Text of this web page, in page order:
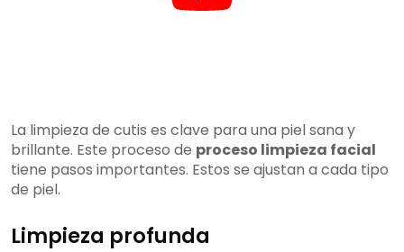
La limpieza de cutis es clave para una piel sana y
brillante. Este proceso de proceso limpieza facial
tiene pasos importantes. Estos se ajustan a cada tipo
de piel.
Limpieza profunda